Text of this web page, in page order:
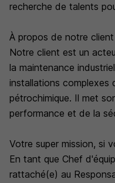
recherche de talents
À propos de notre client
Notre client est un
la maintenance
installations complexes
pétrochimique. Il met
performance et de la
Votre super mission, si
En tant que Chef
rattaché(e) au